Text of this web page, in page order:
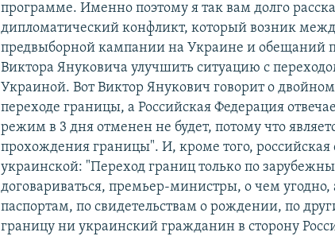
программе. Именно поэтому я так вам долго
дипломатический конфликт, который возник
предвыборной кампании на Украине и обещаний
Виктора Януковича улучшить ситуацию с
Украиной. Вот Виктор Янукович говорит о
переходе границы, а Российская Федерация
режим в 3 дня отменен не будет, потому что
прохождения границы". И, кроме того, российская
украинской: "Переход границ только по
договариваться, премьер-министры, о чем
паспортам, по свидетельствам о рождении, по
границу ни украинский гражданин в сторону